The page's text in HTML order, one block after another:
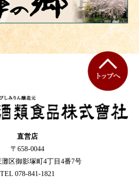
直営店
〒658-0044
区御影塚町4丁目4番7号
TEL 078-841-1821